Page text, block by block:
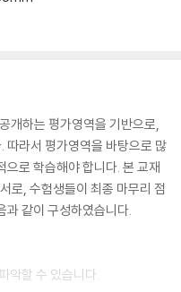
개하는 평가영역을 기반으로,
따라서 평가영역을 바탕으로 많
으로 학습해야 합니다. 본 교재
로, 수험생들이 최종 마무리 점
과 같이 구성하였습니다.
악할 수 있습니다.